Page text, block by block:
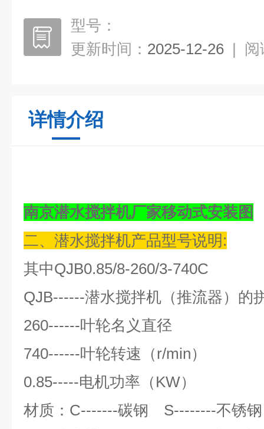
型号：
更新时间： 2025-12-26 | 阅
详情介绍
南京潜水搅拌机厂家移动式安装图
二、潜水搅拌机产品型号说明:
其中QJB0.85/8-260/3-740C
QJB------潜水搅拌机（推流器）的
260------叶轮名义直径
740------叶轮转速（r/min）
0.85-----电机功率（KW）
材质：C-------碳钢 S--------不锈钢